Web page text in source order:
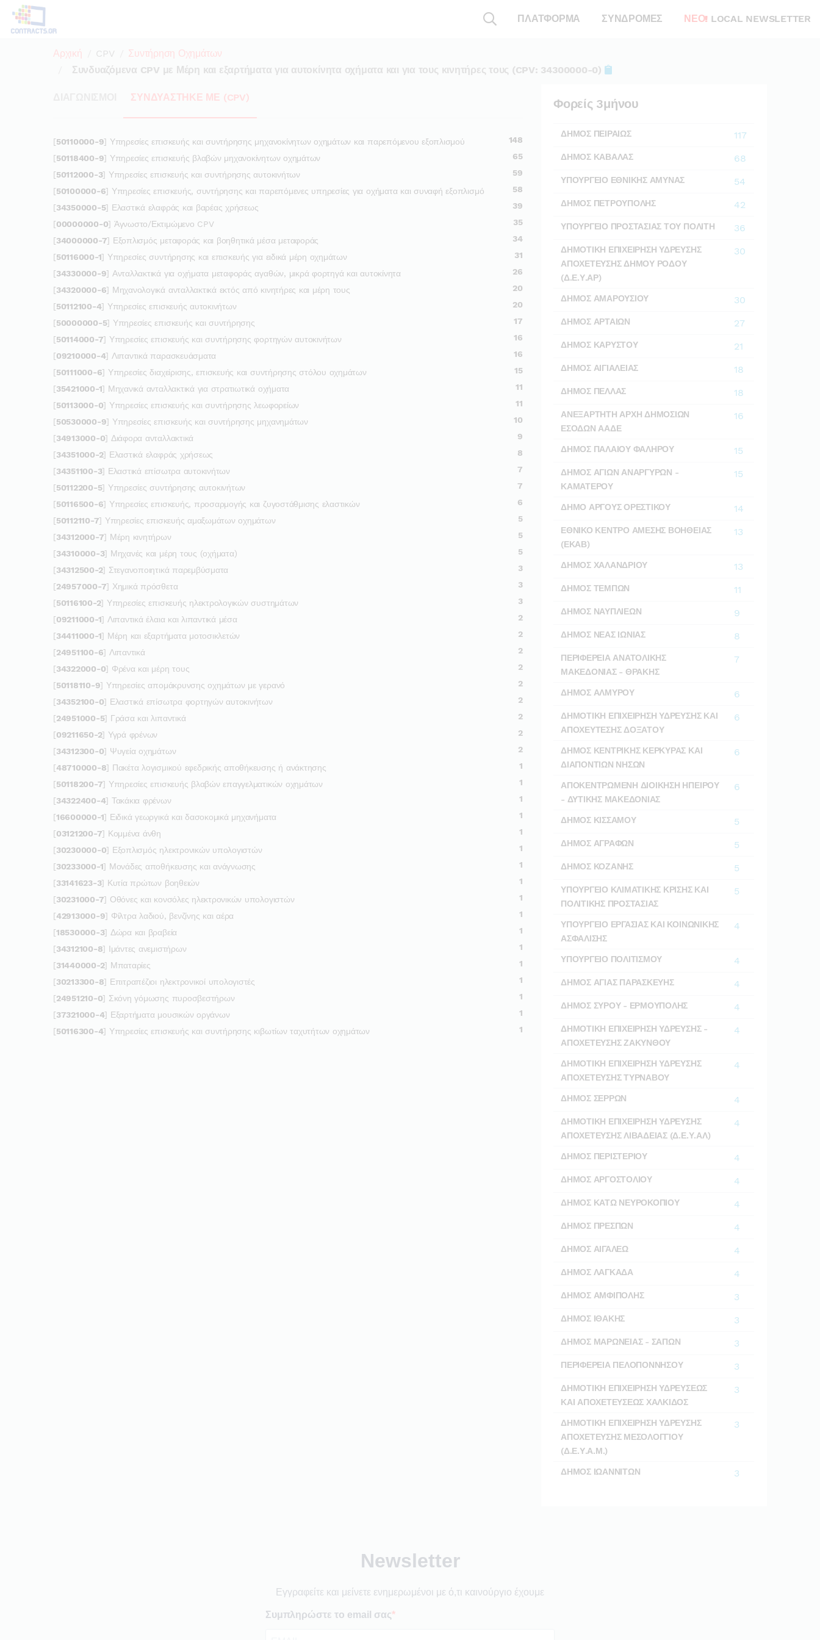
ΠΛΑΤΦΟΡΜΑ ΣΥΝΔΡΟΜΕΣ ΝΕΟ! LOCAL NEWSLETTER
Αρχική CPV
Συντήρηση Οχημάτων
Συνδυαζόμενα CPV με Μέρη και εξαρτήματα για αυτοκίνητα οχήματα και για τους κινητήρες τους (CPV: 34300000-0)
Φορείς 3μήνου
ΔΗΜΟΣ ΠΕΙΡΑΙΩΣ 117
ΔΗΜΟΣ ΚΑΒΑΛΑΣ 68
ΥΠΟΥΡΓΕΙΟ ΕΘΝΙΚΗΣ ΑΜΥΝΑΣ 54
ΔΗΜΟΣ ΠΕΤΡΟΥΠΟΛΗΣ 42
ΥΠΟΥΡΓΕΙΟ ΠΡΟΣΤΑΣΙΑΣ ΤΟΥ ΠΟΛΙΤΗ 36
ΔΗΜΟΤΙΚΗ ΕΠΙΧΕΙΡΗΣΗ ΥΔΡΕΥΣΗΣ
ΑΠΟΧΕΤΕΥΣΗΣ ΔΗΜΟΥ ΡΟΔΟΥ
(Δ.Ε.Υ.ΑΡ)
30
ΔΗΜΟΣ ΑΜΑΡΟΥΣΙΟΥ 30
ΔΗΜΟΣ ΑΡΤΑΙΩΝ 27
ΔΗΜΟΣ ΚΑΡΥΣΤΟΥ 21
ΔΗΜΟΣ ΑΙΓΙΑΛΕΙΑΣ 18
ΔΗΜΟΣ ΠΕΛΛΑΣ 18
ΑΝΕΞΑΡΤΗΤΗ ΑΡΧΗ ΔΗΜΟΣΙΩΝ
ΕΣΟΔΩΝ ΑΑΔΕ
16
ΔΗΜΟΣ ΠΑΛΑΙΟΥ ΦΑΛΗΡΟΥ 15
ΔΗΜΟΣ ΑΓΙΩΝ ΑΝΑΡΓΥΡΩΝ -
ΚΑΜΑΤΕΡΟΥ
15
ΔΗΜΟ ΑΡΓΟΥΣ ΟΡΕΣΤΙΚΟΥ 14
ΕΘΝΙΚΟ ΚΕΝΤΡΟ ΑΜΕΣΗΣ ΒΟΗΘΕΙΑΣ
(ΕΚΑΒ)
13
ΔΗΜΟΣ ΧΑΛΑΝΔΡΙΟΥ 13
ΔΗΜΟΣ ΤΕΜΠΩΝ 11
ΔΗΜΟΣ ΝΑΥΠΛΙΕΩΝ 9
ΔΗΜΟΣ ΝΕΑΣ ΙΩΝΙΑΣ 8
ΠΕΡΙΦΕΡΕΙΑ ΑΝΑΤΟΛΙΚΗΣ
ΜΑΚΕΔΟΝΙΑΣ - ΘΡΑΚΗΣ
7
ΔΗΜΟΣ ΑΛΜΥΡΟΥ 6
ΔΗΜΟΤΙΚΗ ΕΠΙΧΕΙΡΗΣΗ ΥΔΡΕΥΣΗΣ ΚΑΙ
ΑΠΟΧΕΥΤΕΣΗΣ ΔΟΞΑΤΟΥ
6
ΔΗΜΟΣ ΚΕΝΤΡΙΚΗΣ ΚΕΡΚΥΡΑΣ ΚΑΙ
ΔΙΑΠΟΝΤΙΩΝ ΝΗΣΩΝ
6
ΑΠΟΚΕΝΤΡΩΜΕΝΗ ΔΙΟΙΚΗΣΗ ΗΠΕΙΡΟΥ
- ΔΥΤΙΚΗΣ ΜΑΚΕΔΟΝΙΑΣ
6
ΔΗΜΟΣ ΚΙΣΣΑΜΟΥ 5
ΔΗΜΟΣ ΑΓΡΑΦΩΝ 5
ΔΗΜΟΣ ΚΟΖΑΝΗΣ 5
ΥΠΟΥΡΓΕΙΟ ΚΛΙΜΑΤΙΚΗΣ ΚΡΙΣΗΣ ΚΑΙ
ΠΟΛΙΤΙΚΗΣ ΠΡΟΣΤΑΣΙΑΣ
5
ΥΠΟΥΡΓΕΙΟ ΕΡΓΑΣΙΑΣ ΚΑΙ ΚΟΙΝΩΝΙΚΗΣ
ΑΣΦΑΛΙΣΗΣ
4
ΥΠΟΥΡΓΕΙΟ ΠΟΛΙΤΙΣΜΟΥ 4
ΔΗΜΟΣ ΑΓΙΑΣ ΠΑΡΑΣΚΕΥΗΣ 4
ΔΗΜΟΣ ΣΥΡΟΥ - ΕΡΜΟΥΠΟΛΗΣ 4
ΔΗΜΟΤΙΚΗ ΕΠΙΧΕΙΡΗΣΗ ΥΔΡΕΥΣΗΣ -
ΑΠΟΧΕΤΕΥΣΗΣ ΖΑΚΥΝΘΟΥ
4
ΔΗΜΟΤΙΚΗ ΕΠΙΧΕΙΡΗΣΗ ΥΔΡΕΥΣΗΣ
ΑΠΟΧΕΤΕΥΣΗΣ ΤΥΡΝΑΒΟΥ
4
ΔΗΜΟΣ ΣΕΡΡΩΝ 4
ΔΗΜΟΤΙΚΗ ΕΠΙΧΕΙΡΗΣΗ ΥΔΡΕΥΣΗΣ
ΑΠΟΧΕΤΕΥΣΗΣ ΛΙΒΑΔΕΙΑΣ (Δ.Ε.Υ.ΑΛ)
4
ΔΗΜΟΣ ΠΕΡΙΣΤΕΡΙΟΥ 4
ΔΗΜΟΣ ΑΡΓΟΣΤΟΛΙΟΥ 4
ΔΗΜΟΣ ΚΑΤΩ ΝΕΥΡΟΚΟΠΙΟΥ 4
ΔΗΜΟΣ ΠΡΕΣΠΩΝ 4
ΔΗΜΟΣ ΑΙΓΑΛΕΩ 4
ΔΗΜΟΣ ΛΑΓΚΑΔΑ 4
ΔΗΜΟΣ ΑΜΦΙΠΟΛΗΣ 3
ΔΗΜΟΣ ΙΘΑΚΗΣ 3
ΔΗΜΟΣ ΜΑΡΩΝΕΙΑΣ - ΣΑΠΩΝ 3
ΠΕΡΙΦΕΡΕΙΑ ΠΕΛΟΠΟΝΝΗΣΟΥ 3
ΔΗΜΟΤΙΚΗ ΕΠΙΧΕΙΡΗΣΗ ΥΔΡΕΥΣΕΩΣ
ΚΑΙ ΑΠΟΧΕΤΕΥΣΕΩΣ ΧΑΛΚΙΔΟΣ
3
ΔΗΜΟΤΙΚΗ ΕΠΙΧΕΙΡΗΣΗ ΥΔΡΕΥΣΗΣ
ΑΠΟΧΕΤΕΥΣΗΣ ΜΕΣΟΛΟΓΓΙΟΥ
(Δ.Ε.Υ.Α.Μ.)
3
ΔΗΜΟΣ ΙΩΑΝΝΙΤΩΝ 3
ΣΥΝΔΥΑΣΤΗΚΕ ΜΕ (CPV)
[50110000-9] Υπηρεσίες επισκευής και συντήρησης μηχανοκίνητων οχημάτων και παρεπόμενου εξοπλισμού
148
[50118400-9] Υπηρεσίες επισκευής βλαβών μηχανοκίνητων οχημάτων
65
[50112000-3] Υπηρεσίες επισκευής και συντήρησης αυτοκινήτων
59
[50100000-6] Υπηρεσίες επισκευής, συντήρησης και παρεπόμενες υπηρεσίες για οχήματα και συναφή εξοπλισμό
58
[34350000-5] Ελαστικά ελαφράς και βαρέας χρήσεως
39
[00000000-0] Άγνωστο/Εκτιμώμενο CPV
35
[34000000-7] Εξοπλισμός μεταφοράς και βοηθητικά μέσα μεταφοράς
34
[50116000-1] Υπηρεσίες συντήρησης και επισκευής για ειδικά μέρη οχημάτων
31
[34330000-9] Ανταλλακτικά για οχήματα μεταφοράς αγαθών, μικρά φορτηγά και αυτοκίνητα
26
[34320000-6] Μηχανολογικά ανταλλακτικά εκτός από κινητήρες και μέρη τους
20
[50112100-4] Υπηρεσίες επισκευής αυτοκινήτων
20
[50000000-5] Υπηρεσίες επισκευής και συντήρησης
17
[50114000-7] Υπηρεσίες επισκευής και συντήρησης φορτηγών αυτοκινήτων
16
[09210000-4] Λιπαντικά παρασκευάσματα
16
[50111000-6] Υπηρεσίες διαχείρισης, επισκευής και συντήρησης στόλου οχημάτων
15
[35421000-1] Μηχανικά ανταλλακτικά για στρατιωτικά οχήματα
11
[50113000-0] Υπηρεσίες επισκευής και συντήρησης λεωφορείων
11
[50530000-9] Υπηρεσίες επισκευής και συντήρησης μηχανημάτων
10
[34913000-0] Διάφορα ανταλλακτικά
9
[34351000-2] Ελαστικά ελαφράς χρήσεως
8
[34351100-3] Ελαστικά επίσωτρα αυτοκινήτων
7
[50112200-5] Υπηρεσίες συντήρησης αυτοκινήτων
7
[50116500-6] Υπηρεσίες επισκευής, προσαρμογής και ζυγοστάθμισης ελαστικών
6
[50112110-7] Υπηρεσίες επισκευής αμαξωμάτων οχημάτων
5
[34312000-7] Μέρη κινητήρων
5
[34310000-3] Μηχανές και μέρη τους (οχήματα)
5
[34312500-2] Στεγανοποιητικά παρεμβύσματα
3
[24957000-7] Χημικά πρόσθετα
3
[50116100-2] Υπηρεσίες επισκευής ηλεκτρολογικών συστημάτων
3
[09211000-1] Λιπαντικά έλαια και λιπαντικά μέσα
2
[34411000-1] Μέρη και εξαρτήματα μοτοσικλετών
2
[24951100-6] Λιπαντικά
2
[34322000-0] Φρένα και μέρη τους
2
[50118110-9] Υπηρεσίες απομάκρυνσης οχημάτων με γερανό
2
[34352100-0] Ελαστικά επίσωτρα φορτηγών αυτοκινήτων
2
[24951000-5] Γράσα και λιπαντικά
2
[09211650-2] Υγρά φρένων
2
[34312300-0] Ψυγεία οχημάτων
2
[48710000-8] Πακέτα λογισμικού εφεδρικής αποθήκευσης ή ανάκτησης
1
[50118200-7] Υπηρεσίες επισκευής βλαβών επαγγελματικών οχημάτων
1
[34322400-4] Τακάκια φρένων
1
[16600000-1] Ειδικά γεωργικά και δασοκομικά μηχανήματα
1
[03121200-7] Κομμένα άνθη
1
[30230000-0] Εξοπλισμός ηλεκτρονικών υπολογιστών
1
[30233000-1] Μονάδες αποθήκευσης και ανάγνωσης
1
[33141623-3] Κυτία πρώτων βοηθειών
1
[30231000-7] Οθόνες και κονσόλες ηλεκτρονικών υπολογιστών
1
[42913000-9] Φίλτρα λαδιού, βενζίνης και αέρα
1
[18530000-3] Δώρα και βραβεία
1
[34312100-8] Ιμάντες ανεμιστήρων
1
[31440000-2] Μπαταρίες
1
[30213300-8] Επιτραπέζιοι ηλεκτρονικοί υπολογιστές
1
[24951210-0] Σκόνη γόμωσης πυροσβεστήρων
1
[37321000-4] Εξαρτήματα μουσικών οργάνων
1
[50116300-4] Υπηρεσίες επισκευής και συντήρησης κιβωτίων ταχυτήτων οχημάτων 1